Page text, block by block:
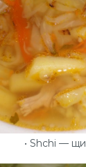
• Shchi — щи